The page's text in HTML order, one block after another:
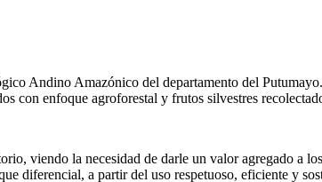
Andino Amazónico del departamento del
con enfoque agroforestal y frutos silvestres
viendo la necesidad de darle un valor agregado a
diferencial, a partir del uso respetuoso, eficiente y